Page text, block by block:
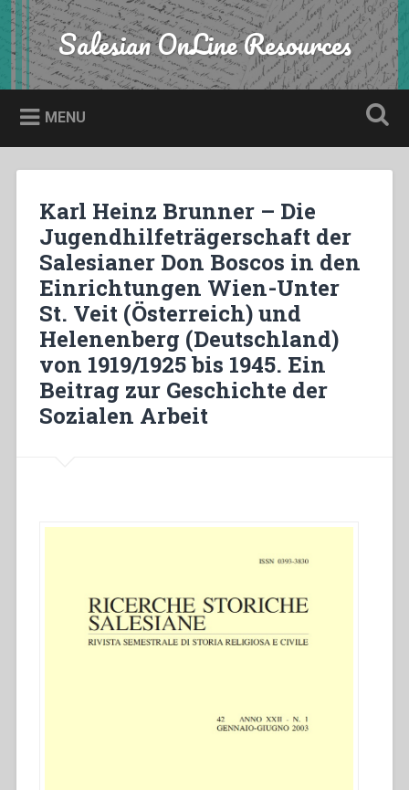
Skip
to
content
Search Salesian OnLine Resources
MENU
Karl Heinz Brunner – Die
Jugendhilfeträgerschaft der
Salesianer Don Boscos in den
Einrichtungen Wien-Unter
St. Veit (Österreich) und
Helenenberg (Deutschland)
von 1919/1925 bis 1945. Ein
Beitrag zur Geschichte der
Sozialen Arbeit